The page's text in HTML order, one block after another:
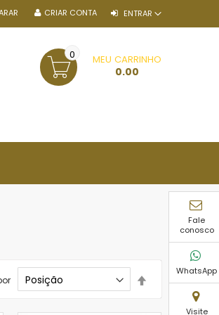
ENTRAR
CRIAR CONTA
MEU CARRINHO
0.00
0
Decrescente
Fale
conosco
WhatsApp
Visite